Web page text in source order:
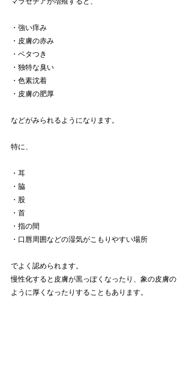
・強い痒み
・皮膚の赤み
・ベタつき
・独特な臭い
・色素沈着
・皮膚の肥厚
などがみられるようになります。
特に、
・耳
・脇
・股
・首
・指の間
・口唇周囲などの湿気がこもりやすい場所
でよく認められます。
慢性化すると皮膚が黒っぽくなったり、象の皮膚の
ように厚くなったりすることもあります。